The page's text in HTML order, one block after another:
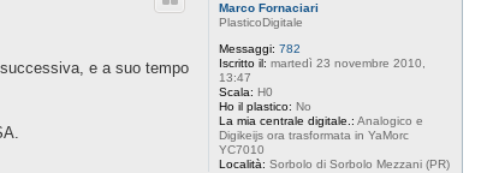
Marco Fornaciari
PlasticoDigitale
Messaggi: 782
Iscritto il: martedì 23 novembre 2010,
13:47
Scala: H0
Ho il plastico: No
La mia centrale digitale.: Analogico e
Digikeijs ora trasformata in YaMorc
YC7010
Località: Sorbolo di Sorbolo Mezzani (PR)
e a suo tempo